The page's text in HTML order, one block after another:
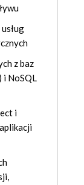
z baz
i NoSQL
i